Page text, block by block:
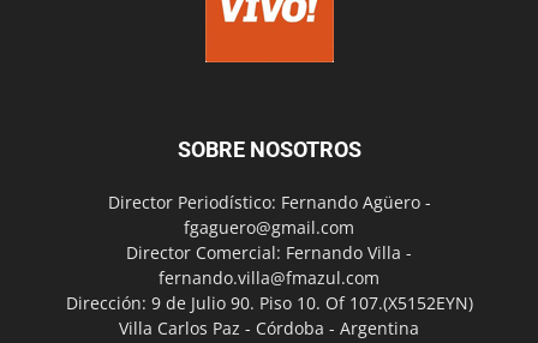
SOBRE NOSOTROS
Director Periodístico: Fernando Agüero -
fgaguero@gmail.com
Director Comercial: Fernando Villa -
fernando.villa@fmazul.com
Dirección: 9 de Julio 90. Piso 10. Of 107.(X5152EYN)
Villa Carlos Paz - Córdoba - Argentina